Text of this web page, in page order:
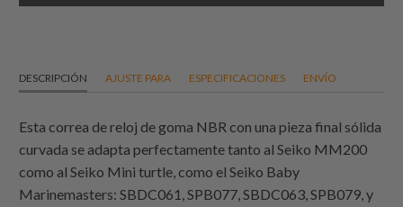
DESCRIPCIÓN AJUSTE PARA ESPECIFICACIONES ENVÍO
Esta correa de reloj de goma NBR con una pieza final sólida
curvada se adapta perfectamente tanto al Seiko MM200
como al Seiko Mini turtle, como el Seiko Baby
Marinemasters: SBDC061, SPB077, SBDC063, SPB079, y